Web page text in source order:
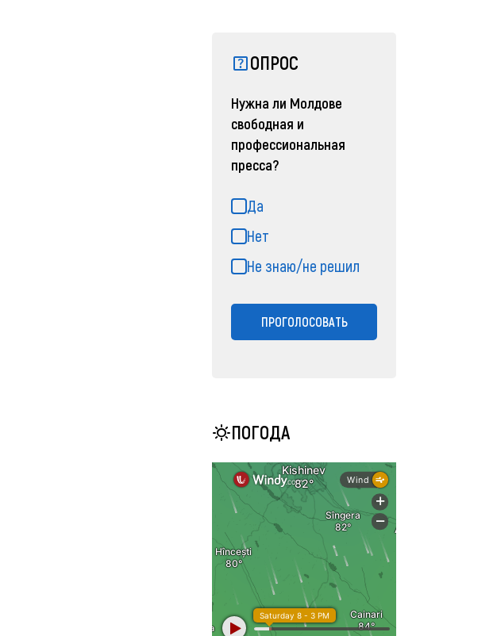
ОПРОС
Нужна ли Молдове
свободная и
профессиональная
пресса?
Да
Нет
Не знаю/не решил
ПРОГОЛОСОВАТЬ
ПОГОДА